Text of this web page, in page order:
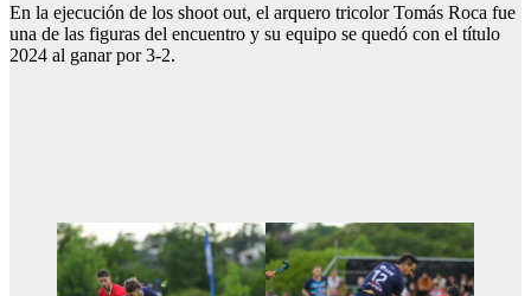
En la ejecución de los shoot out, el arquero tricolor Tomás Roca fue
una de las figuras del encuentro y su equipo se quedó con el título
2024 al ganar por 3-2.